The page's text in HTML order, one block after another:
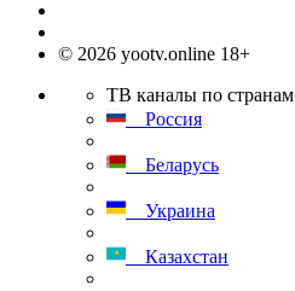
© 2026 yootv.online 18+
ТВ каналы по странам
Россия
Беларусь
Украина
Казахстан